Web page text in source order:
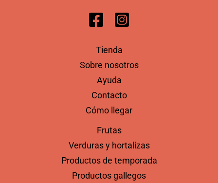
Tienda
Sobre nosotros
Ayuda
Contacto
Cómo llegar
Frutas
Verduras y hortalizas
Productos de temporada
Productos gallegos